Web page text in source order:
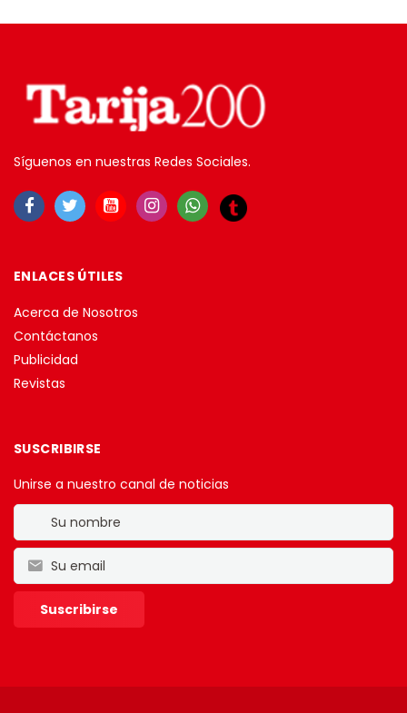
Síguenos en nuestras Redes Sociales.
ENLACES ÚTILES
Acerca de Nosotros
Contáctanos
Publicidad
Revistas
SUSCRIBIRSE
Unirse a nuestro canal de noticias